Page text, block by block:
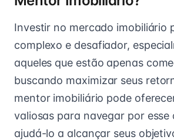
Investir no mercado imobiliário
complexo e desafiador,
aqueles que estão apenas
buscando maximizar seus
mentor imobiliário pode
valiosas para navegar por esse
ajudá-lo a alcançar seus